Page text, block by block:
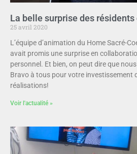
La belle surprise des résidents
25 avril 2020
L’équipe d’animation du Home Sacré-
avait promis une surprise en
personnel. Et bien, on peut dire que
Bravo à tous pour votre investissement
réalisations!
Voir l'actualité »